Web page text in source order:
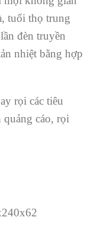
tuổi thọ trung
đèn truyền
nhiệt bằng hợp
rọi các tiêu
cáo, rọi